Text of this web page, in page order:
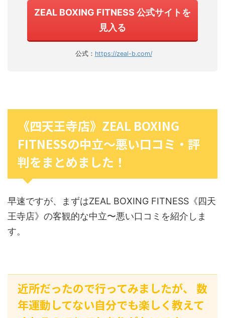
ZEAL BOXING FITNESS 公式サイトを
見入る
公式： https://zeal-b.com/
《四天王寺店》ZEAL BOXING
FITNESSの中立〜悪い口コミ・評
判をまとめました！
早速ですが、まずはZEAL BOXING FITNESS《四天
王寺店》の客観的な中立〜悪い口コミを紹介しま
す。
近所だったので行ってみましたが、 数
年運動してない自分でも楽しく教えて